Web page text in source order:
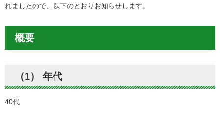
れましたので、以下のとおりお知らせします。
概要
（1） 年代
40代